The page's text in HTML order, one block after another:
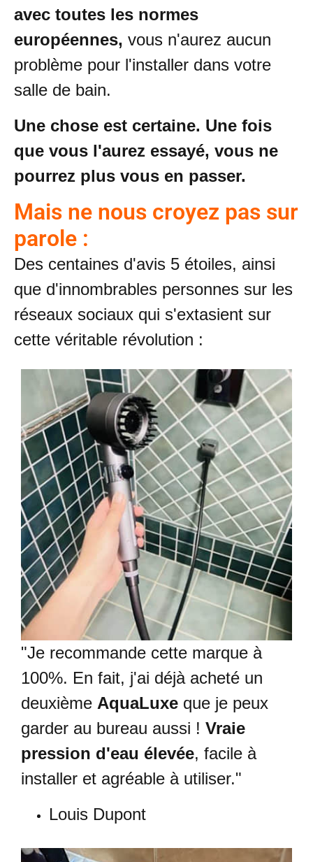
avec toutes les normes
européennes, vous n'aurez aucun
problème pour l'installer dans votre
salle de bain.
Une chose est certaine. Une fois
que vous l'aurez essayé, vous ne
pourrez plus vous en passer.
Mais ne nous croyez pas sur
parole :
Des centaines d'avis 5 étoiles, ainsi
que d'innombrables personnes sur les
réseaux sociaux qui s'extasient sur
cette véritable révolution :
"Je recommande cette marque à
100%. En fait, j'ai déjà acheté un
deuxième AquaLuxe que je peux
garder au bureau aussi ! Vraie
pression d'eau élevée, facile à
installer et agréable à utiliser."
Louis Dupont